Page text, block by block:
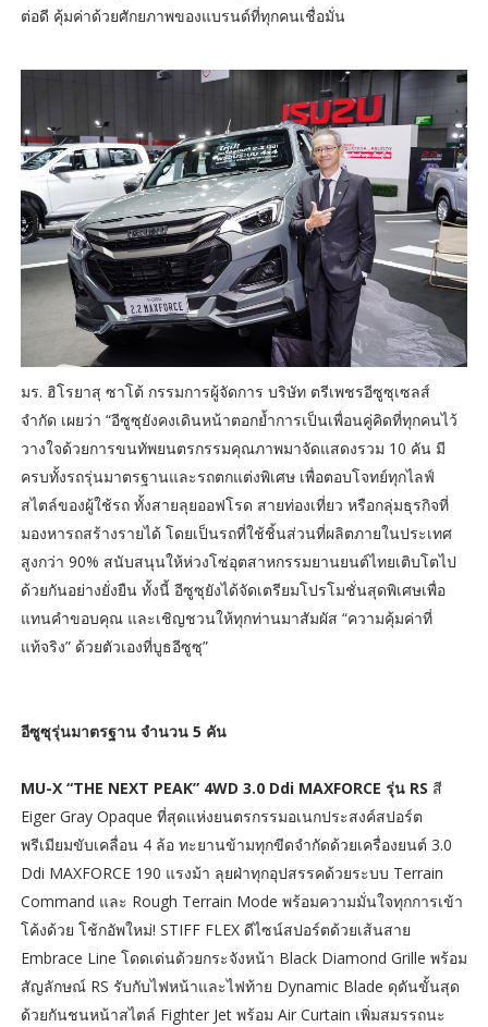
ต่อดี คุ้มค่าด้วยศักยภาพของแบรนด์ที่ทุกคนเชื่อมั่น
มร. ฮิโรยาสุ ซาโต้ กรรมการผู้จัดการ บริษัท ตรีเพชรอีซูซุเซลส์
จำกัด เผยว่า “อีซูซุยังคงเดินหน้าตอกย้ำการเป็นเพื่อนคู่คิดที่ทุกคนไว้
วางใจด้วยการขนทัพยนตรกรรมคุณภาพมาจัดแสดงรวม 10 คัน มี
ครบทั้งรถรุ่นมาตรฐานและรถตกแต่งพิเศษ เพื่อตอบโจทย์ทุกไลฟ์
สไตล์ของผู้ใช้รถ ทั้งสายลุยออฟโรด สายท่องเที่ยว หรือกลุ่มธุรกิจที่
มองหารถสร้างรายได้ โดยเป็นรถที่ใช้ชิ้นส่วนที่ผลิตภายในประเทศ
สูงกว่า 90% สนับสนุนให้ห่วงโซ่อุตสาหกรรมยานยนต์ไทยเติบโตไป
ด้วยกันอย่างยั่งยืน ทั้งนี้ อีซูซุยังได้จัดเตรียมโปรโมชั่นสุดพิเศษเพื่อ
แทนคำขอบคุณ และเชิญชวนให้ทุกท่านมาสัมผัส “ความคุ้มค่าที่
แท้จริง” ด้วยตัวเองที่บูธอีซูซุ”
อีซูซุรุ่นมาตรฐาน จำนวน 5 คัน
MU-X “THE NEXT PEAK” 4WD 3.0 Ddi MAXFORCE รุ่น RS สี
Eiger Gray Opaque ที่สุดแห่งยนตรกรรมอเนกประสงค์สปอร์ต
พรีเมียมขับเคลื่อน 4 ล้อ ทะยานข้ามทุกขีดจำกัดด้วยเครื่องยนต์ 3.0
Ddi MAXFORCE 190 แรงม้า ลุยฝ่าทุกอุปสรรคด้วยระบบ Terrain
Command และ Rough Terrain Mode พร้อมความมั่นใจทุกการเข้า
โค้งด้วย โช้กอัพใหม่! STIFF FLEX ดีไซน์สปอร์ตด้วยเส้นสาย
Embrace Line โดดเด่นด้วยกระจังหน้า Black Diamond Grille พร้อม
สัญลักษณ์ RS รับกับไฟหน้าและไฟท้าย Dynamic Blade ดุดันขั้นสุด
ด้วยกันชนหน้าสไตล์ Fighter Jet พร้อม Air Curtain เพิ่มสมรรถนะ